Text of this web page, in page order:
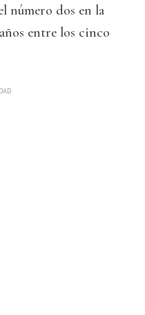
número dos en la
entre los cinco